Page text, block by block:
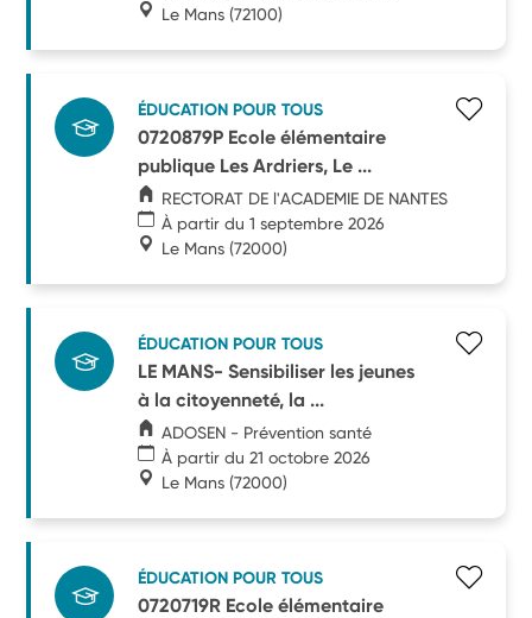
Le Mans (72100)
ÉDUCATION POUR TOUS
0720879P Ecole élémentaire
publique Les Ardriers, Le ...
RECTORAT DE l'ACADEMIE DE NANTES
À partir du 1 septembre 2026
Le Mans (72000)
ÉDUCATION POUR TOUS
LE MANS- Sensibiliser les jeunes
à la citoyenneté, la ...
ADOSEN - Prévention santé
À partir du 21 octobre 2026
Le Mans (72000)
ÉDUCATION POUR TOUS
0720719R Ecole élémentaire